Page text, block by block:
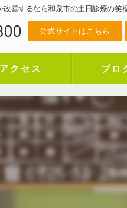
改善するなら和泉市の土日診療の笑
公式サイトはこちら
クセス ブロ